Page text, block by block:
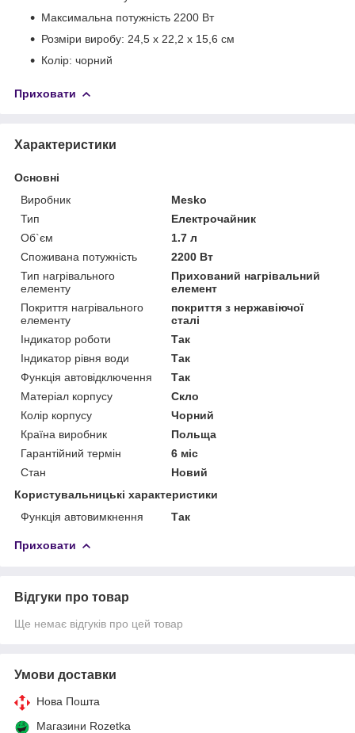
Максимальна потужність 2200 Вт
Розміри виробу: 24,5 x 22,2 x 15,6 см
Колір: чорний
Приховати
Характеристики
Основні
Виробник
Mesko
Тип
Електрочайник
Об`єм
1.7 л
Споживана потужність
2200 Вт
Тип нагрівального
елементу
Прихований нагрівальний
елемент
Покриття нагрівального
елементу
покриття з нержавіючої
сталі
Індикатор роботи
Так
Індикатор рівня води
Так
Функція автовідключення
Так
Матеріал корпусу
Скло
Колір корпусу
Чорний
Країна виробник
Польща
Гарантійний термін
6 міс
Стан
Новий
Користувальницькі характеристики
Функція автовимкнення
Так
Приховати
Відгуки про товар
Ще немає відгуків про цей товар
Умови доставки
Нова Пошта
Магазини Rozetka